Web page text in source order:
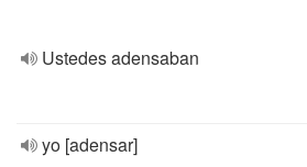
Ustedes adensaban
yo [adensar]